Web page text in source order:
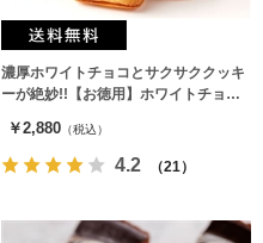
濃厚ホワイトチョコとサクサククッキ
ーが絶妙!!【お徳用】ホワイトチョコ
￥2,880 （税込）
4.2 （21）